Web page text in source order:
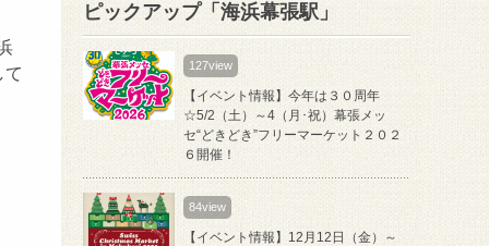
て
ピックアップ「海浜幕張駅」
127view
【イベント情報】今年は３０周年
☆5/2（土）～4（月･祝）幕張メッ
セ“どきどき”フリーマーケット２０２
６開催！
84view
【イベント情報】12月12日（金）～